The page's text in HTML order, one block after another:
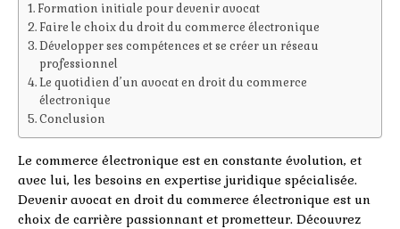
Formation initiale pour devenir avocat
Faire le choix du droit du commerce électronique
Développer ses compétences et se créer un réseau
professionnel
Le quotidien d’un avocat en droit du commerce
électronique
Conclusion
Le commerce électronique est en constante évolution, et
avec lui, les besoins en expertise juridique spécialisée.
Devenir avocat en droit du commerce électronique est un
choix de carrière passionnant et prometteur. Découvrez